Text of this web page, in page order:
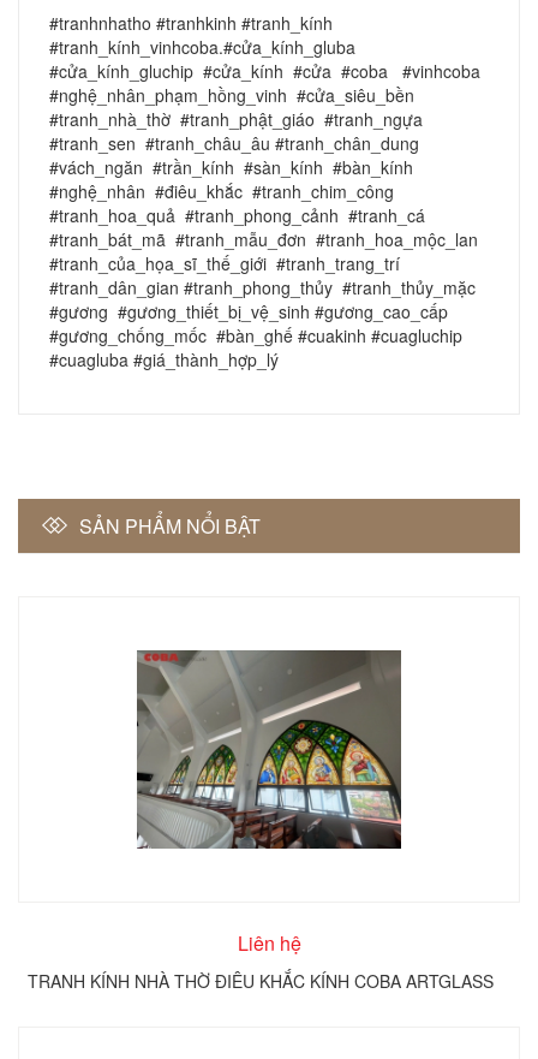
#tranhnhatho #tranhkinh #tranh_kính
#tranh_kính_vinhcoba.#cửa_kính_gluba
#cửa_kính_gluchip #cửa_kính #cửa #coba #vinhcoba
#nghệ_nhân_phạm_hồng_vinh #cửa_siêu_bền
#tranh_nhà_thờ #tranh_phật_giáo #tranh_ngựa
#tranh_sen #tranh_châu_âu #tranh_chân_dung
#vách_ngăn #trần_kính #sàn_kính #bàn_kính
#nghệ_nhân #điêu_khắc #tranh_chim_công
#tranh_hoa_quả #tranh_phong_cảnh #tranh_cá
#tranh_bát_mã #tranh_mẫu_đơn #tranh_hoa_mộc_lan
#tranh_của_họa_sĩ_thế_giới #tranh_trang_trí
#tranh_dân_gian #tranh_phong_thủy #tranh_thủy_mặc
#gương #gương_thiết_bị_vệ_sinh #gương_cao_cấp
#gương_chống_mốc #bàn_ghế #cuakinh #cuagluchip
#cuagluba #giá_thành_hợp_lý
SẢN PHẨM NỔI BẬT
Liên hệ
TRANH KÍNH NHÀ THỜ ĐIÊU KHẮC KÍNH COBA ARTGLASS